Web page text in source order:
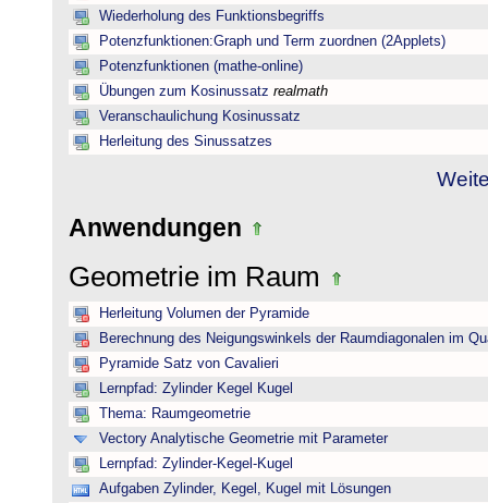
Wiederholung des Funktionsbegriffs
Potenzfunktionen:Graph und Term zuordnen (2Applets)
Potenzfunktionen (mathe-online)
Übungen zum Kosinussatz realmath
Veranschaulichung Kosinussatz
Herleitung des Sinussatzes
Anwendungen
Geometrie im Raum
Herleitung Volumen der Pyramide
Berechnung des Neigungswinkels der Raumdiagonalen im
Pyramide Satz von Cavalieri
Lernpfad: Zylinder Kegel Kugel
Thema: Raumgeometrie
Vectory Analytische Geometrie mit Parameter
Lernpfad: Zylinder-Kegel-Kugel
Aufgaben Zylinder, Kegel, Kugel mit Lösungen